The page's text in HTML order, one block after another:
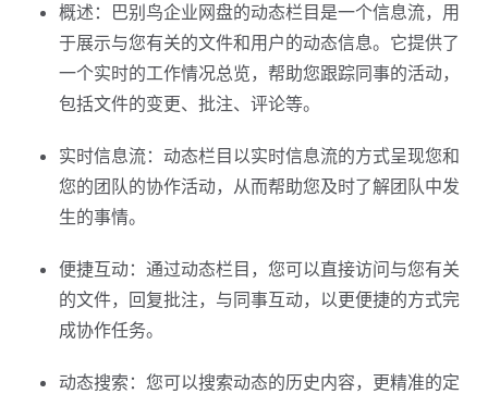
概述：巴别鸟企业网盘的动态栏目是一个信息流，用
于展示与您有关的文件和用户的动态信息。它提供了
一个实时的工作情况总览，帮助您跟踪同事的活动，
包括文件的变更、批注、评论等。
实时信息流：动态栏目以实时信息流的方式呈现您和
您的团队的协作活动，从而帮助您及时了解团队中发
生的事情。
便捷互动：通过动态栏目，您可以直接访问与您有关
的文件，回复批注，与同事互动，以更便捷的方式完
成协作任务。
动态搜索：您可以搜索动态的历史内容，更精准的定